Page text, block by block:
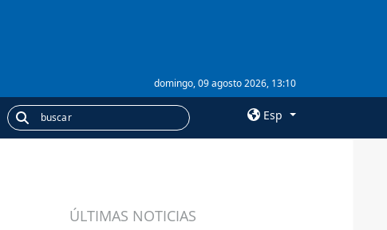
domingo, 09 agosto 2026, 13:10
Esp
Suscripción
ÚLTIMAS NOTICIAS